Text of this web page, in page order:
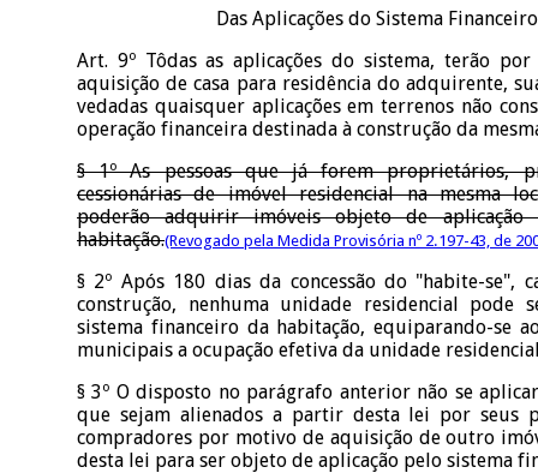
Das Aplicações do Sistema
Art. 9º Tôdas as aplicações do sistema, terão
aquisição de casa para residência do adquirente,
vedadas quaisquer aplicações em terrenos não
operação financeira destinada à construção da
§ 1º As pessoas que já forem proprietários,
cessionárias de imóvel residencial na mesma
poderão adquirir imóveis objeto de aplicação
habitação.(Revogado pela Medida Provisória nº 2.197-43, de
§ 2º Após 180 dias da concessão do "habite-se",
construção, nenhuma unidade residencial pode
sistema financeiro da habitação, equiparando-se
municipais a ocupação efetiva da unidade
§ 3º O disposto no parágrafo anterior não se
que sejam alienados a partir desta lei por seus
compradores por motivo de aquisição de outro
desta lei para ser objeto de aplicação pelo sistema